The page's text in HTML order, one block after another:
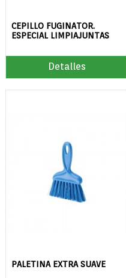
CEPILLO FUGINATOR.
ESPECIAL LIMPIAJUNTAS
Detalles
PALETINA EXTRA SUAVE